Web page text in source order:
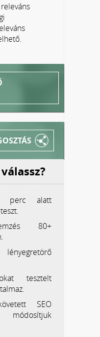
perc alatt
80+
lényegretörő
tesztelt
SEO